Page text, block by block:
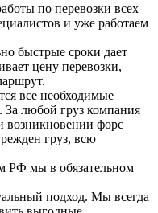
по перевозки всех
и уже работаем
быстрые сроки дает
цену перевозки,
все необходимые
За любой груз компания
возникновении форс
груз, всю
РФ мы в обязательном
подход. Мы всегда